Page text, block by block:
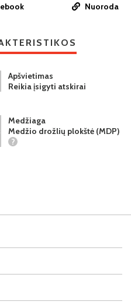
Nuoroda
Apšvietimas
Reikia įsigyti atskirai
Medžiaga
Medžio drožlių plokštė (MDP)
?